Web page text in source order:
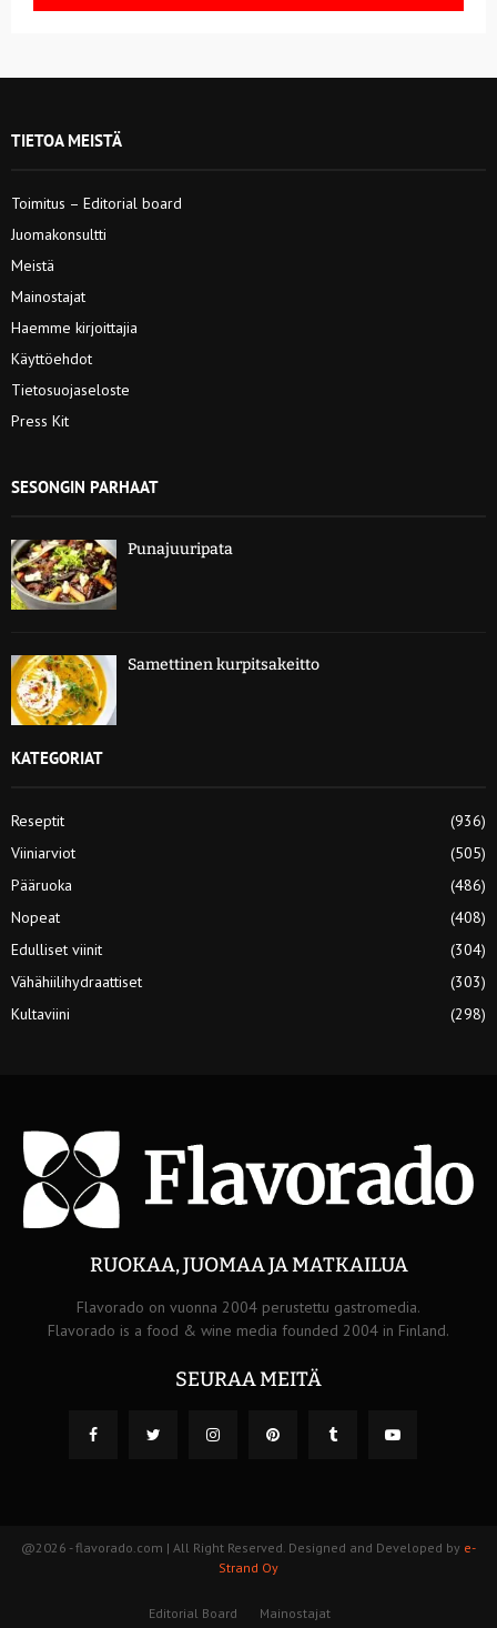
TIETOA MEISTÄ
Toimitus – Editorial board
Juomakonsultti
Meistä
Mainostajat
Haemme kirjoittajia
Käyttöehdot
Tietosuojaseloste
Press Kit
SESONGIN PARHAAT
Punajuuripata
Samettinen kurpitsakeitto
KATEGORIAT
Reseptit
(936)
Viiniarviot
(505)
Pääruoka
(486)
Nopeat
(408)
Edulliset viinit
(304)
Vähähiilihydraattiset
(303)
Kultaviini
(298)
RUOKAA, JUOMAA JA MATKAILUA
Flavorado on vuonna 2004 perustettu gastromedia.
Flavorado is a food & wine media founded 2004 in Finland.
SEURAA MEITÄ
@2026 - flavorado.com | All Right Reserved. Designed and Developed by e-
Strand Oy
Editorial Board Mainostajat